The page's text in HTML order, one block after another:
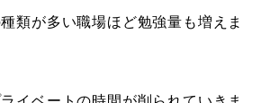
類が多い職場ほど勉強量も増えま